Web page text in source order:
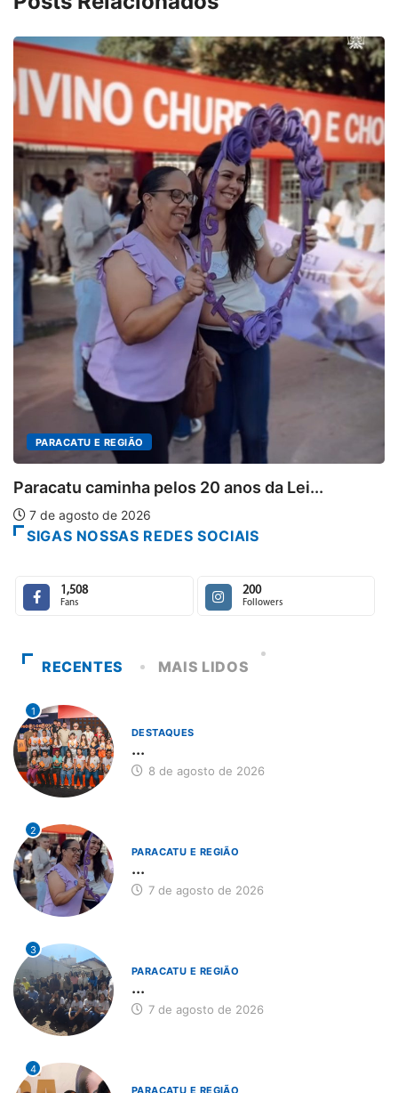
pelos 20 anos da Lei...
PARACATU E
Projeto
7 de agosto de
SIGAS NOSSAS REDES SOCIAIS
1,508
Fans
200
Followers
RECENTES MAIS LIDOS
1
DESTAQUES
...
8 de agosto de 2026
2
PARACATU E REGIÃO
...
7 de agosto de 2026
3
PARACATU E REGIÃO
...
7 de agosto de 2026
4
PARACATU E REGIÃO